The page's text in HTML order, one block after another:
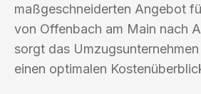
maßgeschneiderten Angebot
von Offenbach am Main nach
sorgt das
einen optimalen